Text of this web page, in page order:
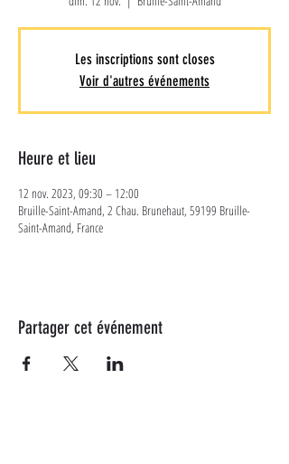
Les inscriptions sont closes
Voir d'autres événements
Heure et lieu
12 nov. 2023, 09:30 – 12:00
Bruille-Saint-Amand, 2 Chau. Brunehaut, 59199 Bruille-
Saint-Amand, France
Partager cet événement